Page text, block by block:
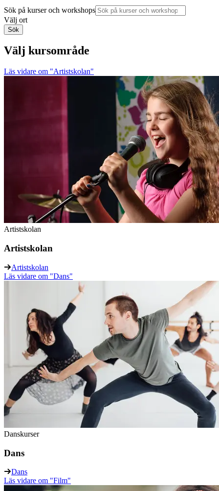
Sök på kurser och workshops
Välj ort
Sök
Välj kursområde
Läs vidare om "Artistskolan"
Artistskolan
Artistskolan
Artistskolan
Läs vidare om "Dans"
Danskurser
Dans
Dans
Läs vidare om "Film"